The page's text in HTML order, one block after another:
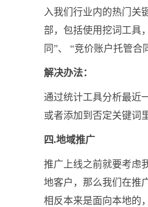
入我们行业内的热门关
部，包括使用挖词工具
同”、 “竞价账户托管
解决办法：
通过统计工具分析最近
或者添加到否定关键词
四.地域推广
推广上线之前就要考虑
地客户，那么我们在推
相反本来是面向本地的